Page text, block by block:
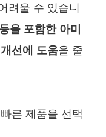
려울 수 있습니
을 포함한 아미
선에 도움을 줄
른 제품을 선택